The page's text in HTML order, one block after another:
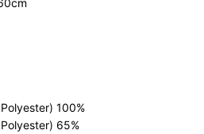
100%
65%